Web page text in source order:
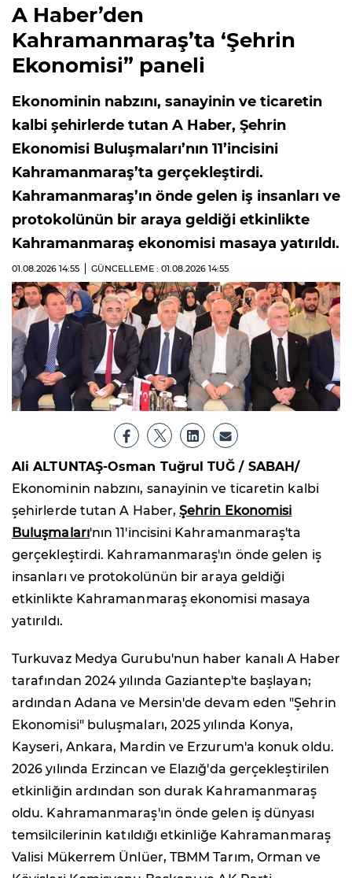
A Haber’den
Kahramanmaraş’ta ‘Şehrin
Ekonomisi” paneli
Ekonominin nabzını, sanayinin ve ticaretin
kalbi şehirlerde tutan A Haber, Şehrin
Ekonomisi Buluşmaları’nın 11’incisini
Kahramanmaraş’ta gerçekleştirdi.
Kahramanmaraş’ın önde gelen iş insanları ve
protokolünün bir araya geldiği etkinlikte
Kahramanmaraş ekonomisi masaya yatırıldı.
01.08.2026 14:55 GÜNCELLEME : 01.08.2026 14:55
Ali ALTUNTAŞ-Osman Tuğrul TUĞ / SABAH/
Ekonominin nabzını, sanayinin ve ticaretin kalbi
şehirlerde tutan A Haber,Şehrin Ekonomisi
Buluşmaları'nın 11'incisini Kahramanmaraş'ta
gerçekleştirdi. Kahramanmaraş'ın önde gelen iş
insanları ve protokolünün bir araya geldiği
etkinlikte Kahramanmaraş ekonomisi masaya
yatırıldı.
Turkuvaz Medya Gurubu'nun haber kanalı A Haber
tarafından 2024 yılında Gaziantep'te başlayan;
ardından Adana ve Mersin'de devam eden "Şehrin
Ekonomisi" buluşmaları, 2025 yılında Konya,
Kayseri, Ankara, Mardin ve Erzurum'a konuk oldu.
2026 yılında Erzincan ve Elazığ'da gerçekleştirilen
etkinliğin ardından son durak Kahramanmaraş
oldu. Kahramanmaraş'ın önde gelen iş dünyası
temsilcilerinin katıldığı etkinliğe Kahramanmaraş
Valisi Mükerrem Ünlüer, TBMM Tarım, Orman ve